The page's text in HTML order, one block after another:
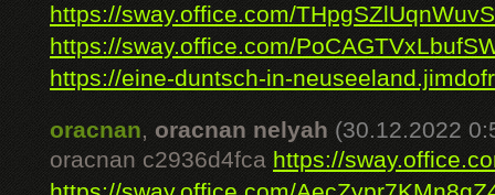
https://sway.office.com/
https://sway.office.com/
https://eine-duntsch-in-
oracnan, oracnan nelyah (30.12.2022
oracnan c2936d4fca https://